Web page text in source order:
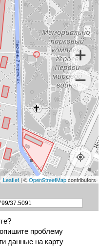
Leaflet| ©OpenStreetMapcontributors
проблему
данные на карту